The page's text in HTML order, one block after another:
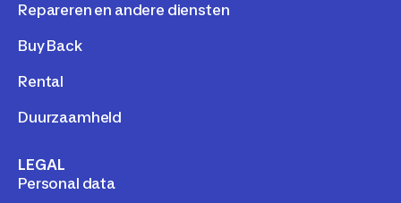
Repareren en andere diensten
Buy Back
Rental
Duurzaamheld
LEGAL
Personal data